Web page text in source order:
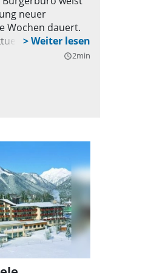
Hause betreut.
neuer
Wochen dauert.
verfügbar.
query_builder2min